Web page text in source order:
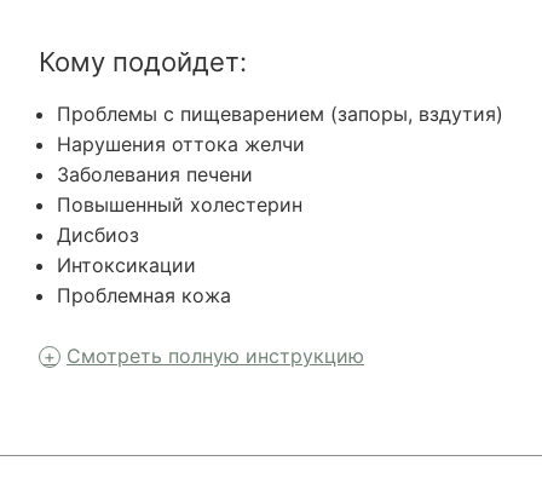
Кому подойдет:
Проблемы с пищеварением (запоры, вздутия)
Нарушения оттока желчи
Заболевания печени
Повышенный холестерин
Дисбиоз
Интоксикации
Проблемная кожа
Смотреть полную инструкцию